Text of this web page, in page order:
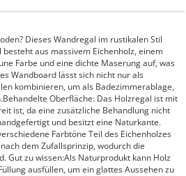
Dieses Wandregal im rustikalen Stil
aus massivem Eichenholz, einem
Farbe und eine dichte Maserung auf, was
Wandboard lässt sich nicht nur als
kombinieren, um als Badezimmerablage,
Oberfläche: Das Holzregal ist mit
ist, da eine zusätzliche Behandlung nicht
und besitzt eine Naturkante.
Farbtöne Teil des Eichenholzes
dem Zufallsprinzip, wodurch die
Gut zu wissen:Als Naturprodukt kann Holz
ausfüllen, um ein glattes Aussehen zu